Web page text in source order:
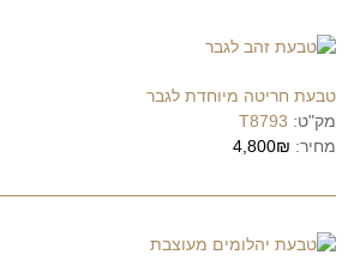
טבעת חריטה מיוחדת לגבר
מק"ט: T8793
מחיר: 4,800₪